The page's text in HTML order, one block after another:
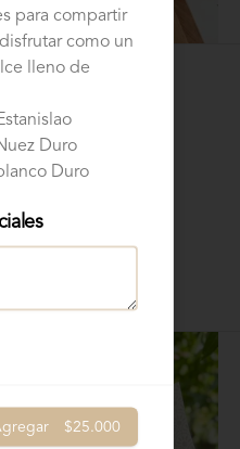
para compartir
como un
lleno de
Duro
Duro
$25.000